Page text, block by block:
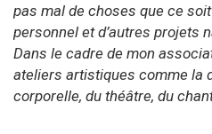
pas mal de choses que ce
personnel et d’autres projets
Dans le cadre de mon
ateliers artistiques comme la
corporelle, du théâtre, du